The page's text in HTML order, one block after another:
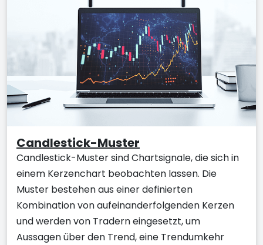
Candlestick-Muster
Candlestick-Muster sind Chartsignale, die sich in
einem Kerzenchart beobachten lassen. Die
Muster bestehen aus einer definierten
Kombination von aufeinanderfolgenden Kerzen
und werden von Tradern eingesetzt, um
Aussagen über den Trend, eine Trendumkehr